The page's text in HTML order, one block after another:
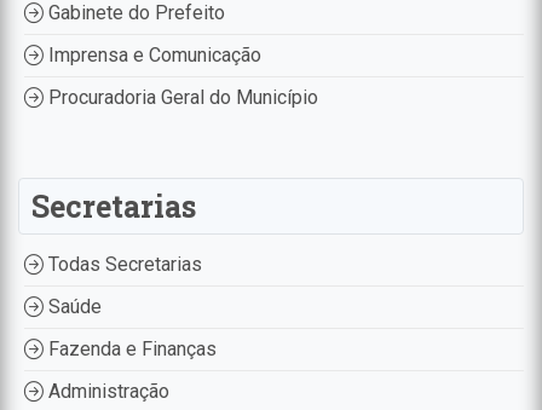
Gabinete do Prefeito
Imprensa e Comunicação
Procuradoria Geral do Município
Secretarias
Todas Secretarias
Saúde
Fazenda e Finanças
Administração